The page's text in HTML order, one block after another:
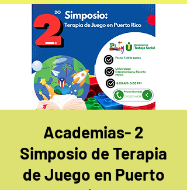
Academias- 2
Simposio de Terapia
de Juego en Puerto